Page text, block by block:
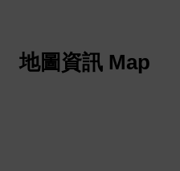
地圖資訊 Map